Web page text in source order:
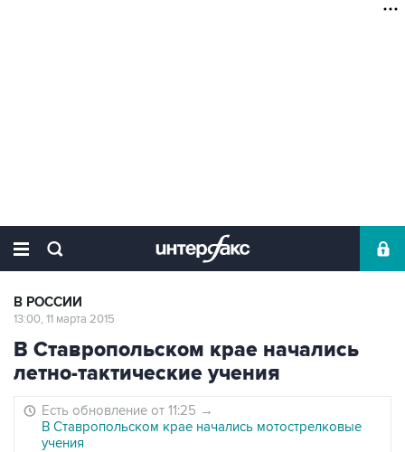
В РОССИИ
13:00, 11 марта 2015
В Ставропольском крае начались
летно-тактические учения
Есть обновление от 11:25 →
В Ставропольском крае начались мотострелковые
учения